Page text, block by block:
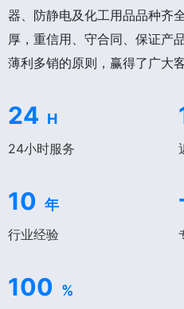
器、防静电及化工用品品种齐
厚，重信用、守合同、保证产
薄利多销的原则，赢得了广大
24 H
24小时服务
10 年
行业经验
100 %